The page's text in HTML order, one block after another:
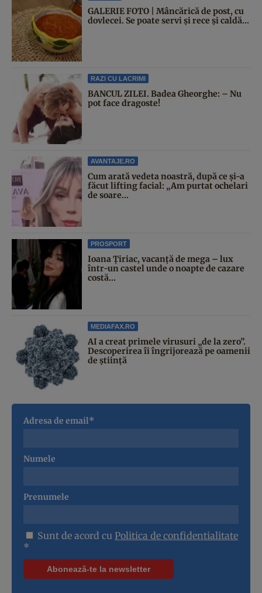
GALERIE FOTO | Mâncărică de post, cu
dovlecei. Se poate servi și rece și caldă...
RAZI CU LACRIMI
BANCUL ZILEI. Badea Gheorghe: – Nu
pot face dragoste!
AVANTAJE.RO
Cum arată vedeta noastră, după ce și-a
făcut lifting facial: „Am purtat ochelari
de soare...
PROSPORT
Ioana Țiriac, vacanță de mega – lux
într-un castel unde o noapte de cazare
costă...
MEDIAFAX.RO
AI a creat primele virusuri „de la zero”.
Descoperirea îi îngrijorează pe oamenii
de știință
Adresa de email*
Numele
Prenumele
Sunt de acord cu Politica de confidentialitate
*